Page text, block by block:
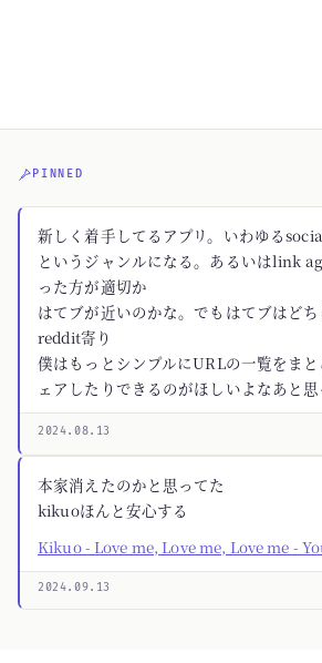
PINNED
新しく着手してるアプリ。いわゆる
というジャンルになる。あるいはlink
った方が適切か
はてブが近いのかな。でもはてブはど
reddit寄り
僕はもっとシンプルにURLの一覧をま
ェアしたりできるのがほしいよなあと思
2024.08.13
本家消えたのかと思ってた
kikuoほんと安心する
Kikuo - Love me, Love me, Love me -
2024.09.13